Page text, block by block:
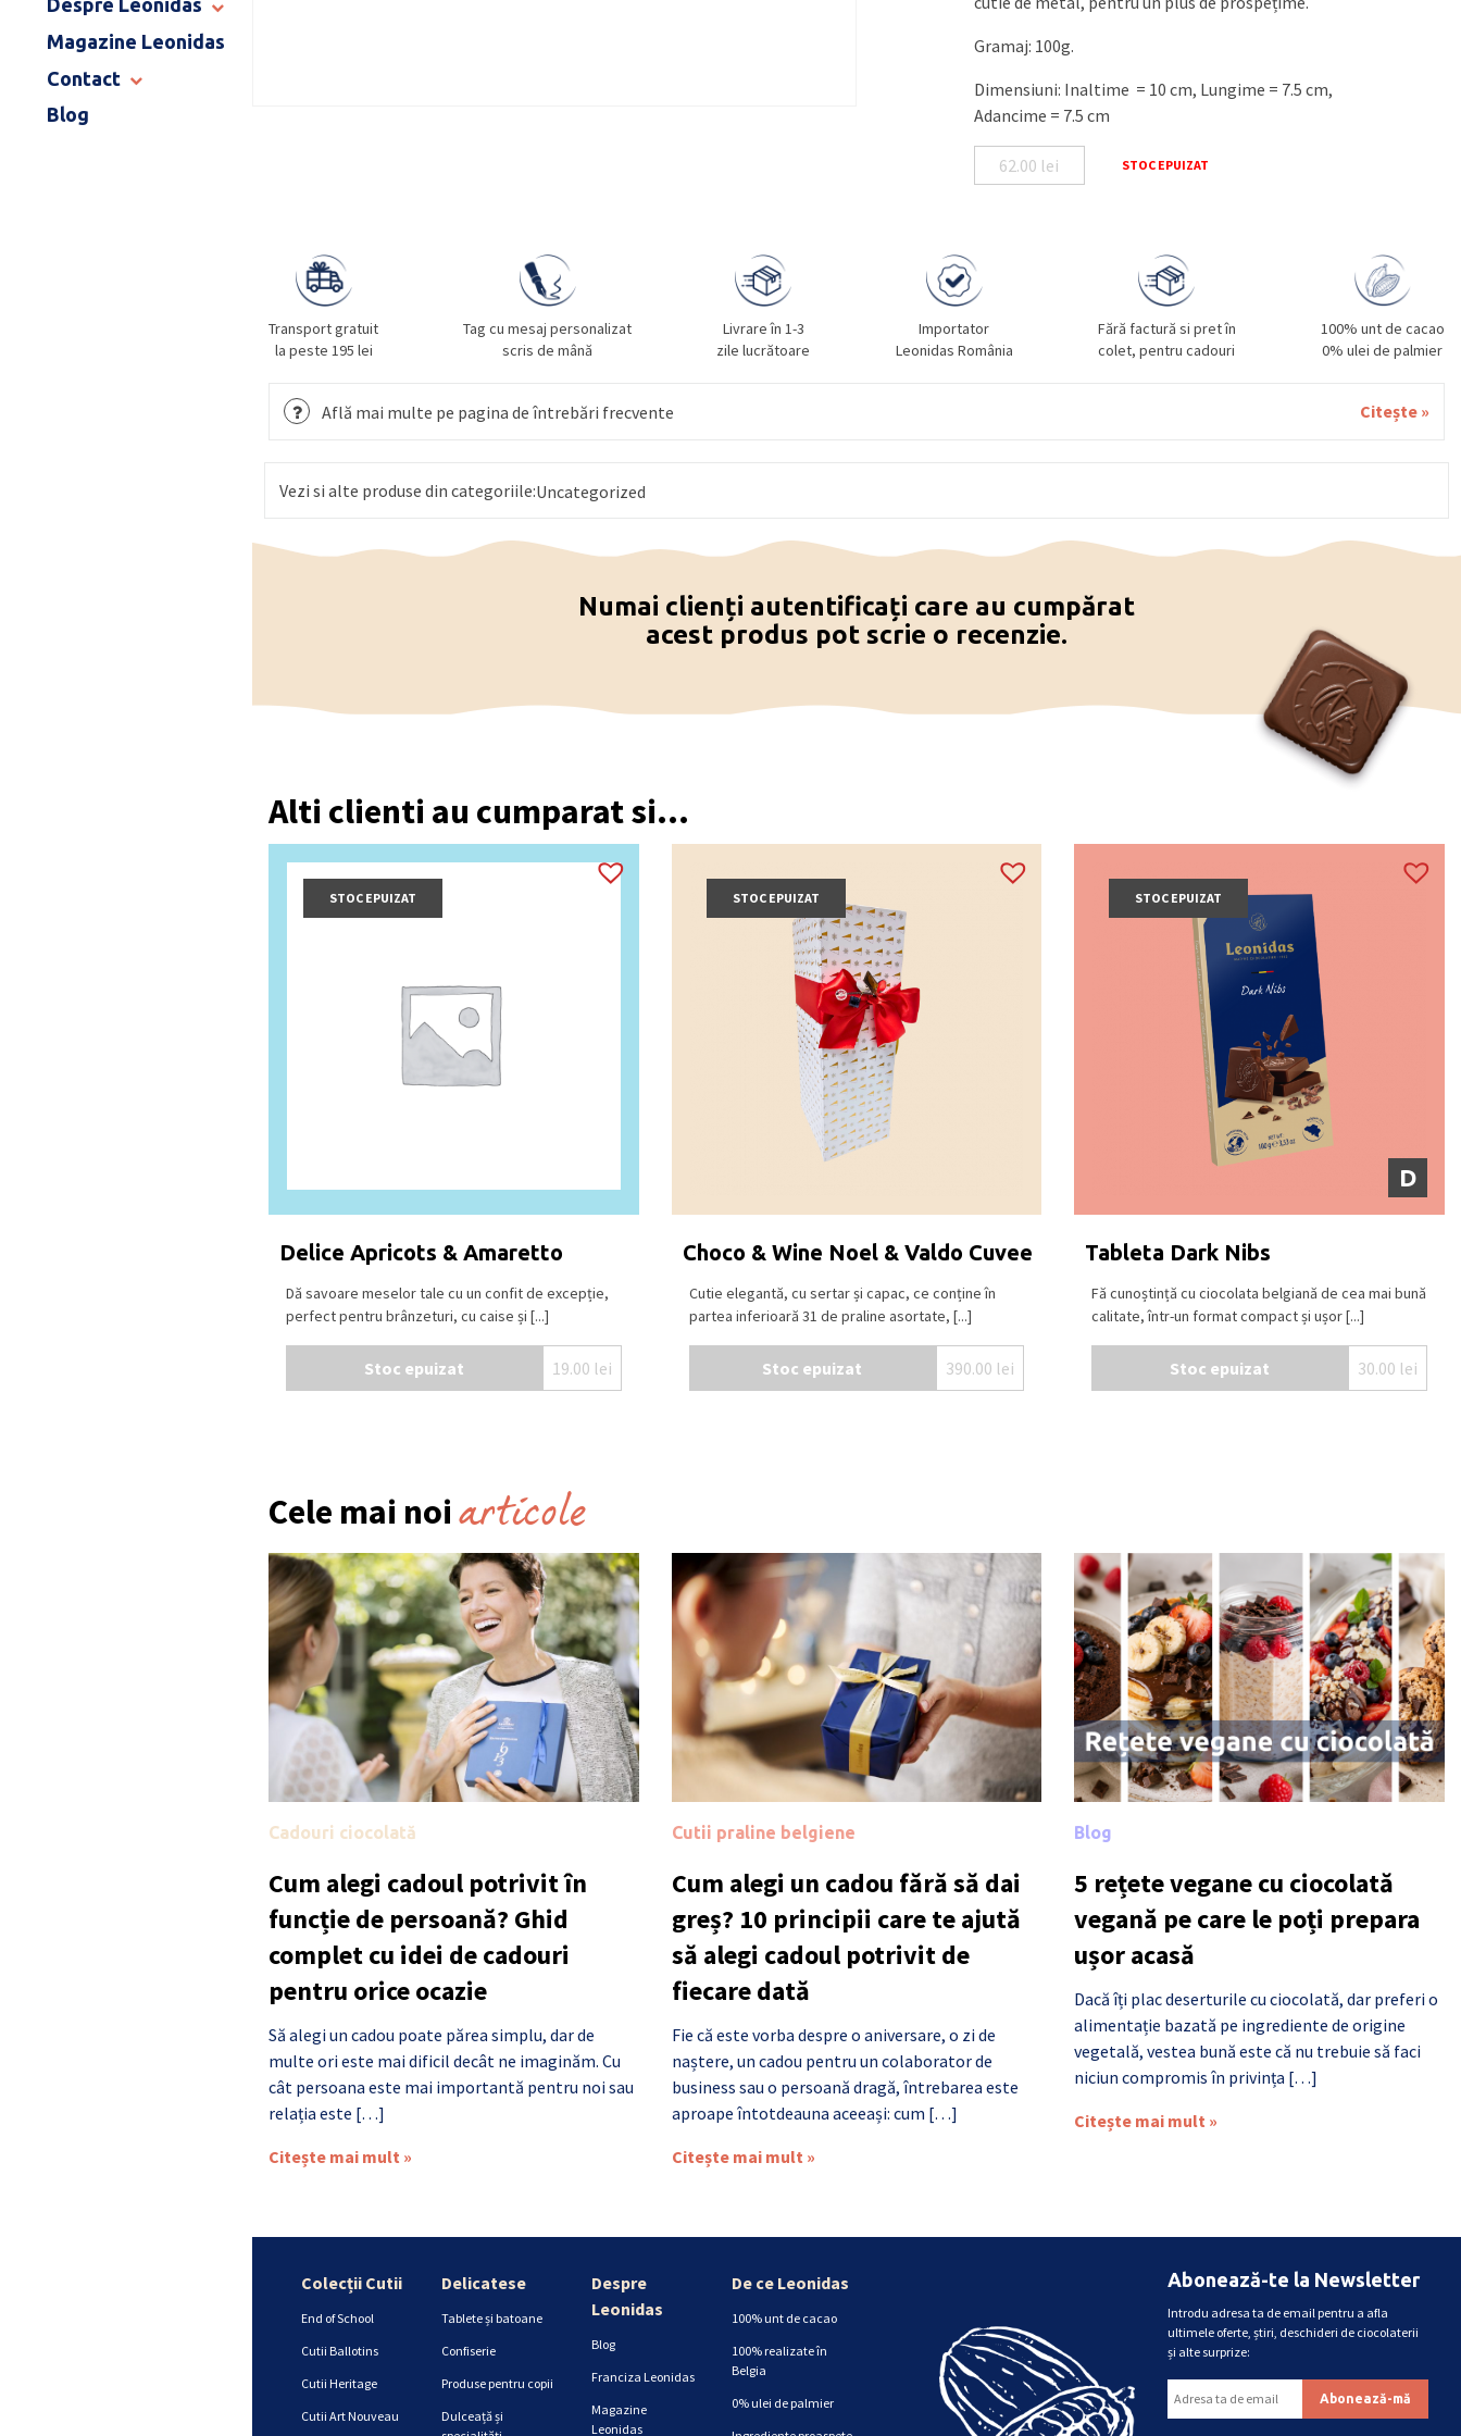
END OF SCHOOL
Despre Leonidas
POVESTEA LEONIDAS
CATALOG PAȘTE 2026
Magazine Leonidas
Contact
MAGAZINE LEONIDAS
Blog
Gramaj: 100g.
Dimensiuni: Inaltime = 10 cm, Lungime = 7.5 cm,
Adancime = 7.5 cm
62.00 lei STOC EPUIZAT
Transport gratuit
la peste 195 lei
Tag cu mesaj personalizat
scris de mână
Livrare în 1-3
zile lucrătoare
Importator
Leonidas România
Fără factură si pret în
colet, pentru cadouri
100% unt de cacao
0% ulei de palmier
Află mai multe pe pagina de întrebări frecvente Citește »
Vezi si alte produse din categoriile:Uncategorized
Numai clienți autentificați care au cumpărat
acest produs pot scrie o recenzie.
Alti clienti au cumparat si...
STOC EPUIZAT
Delice Apricots & Amaretto
Dă savoare meselor tale cu un confit de excepție,
perfect pentru brânzeturi, cu caise și [...]
Stoc epuizat 19.00 lei
STOC EPUIZAT
Choco & Wine Noel & Valdo Cuvee
Cutie elegantă, cu sertar și capac, ce conține în
partea inferioară 31 de praline asortate, [...]
Stoc epuizat 390.00 lei
STOC EPUIZAT
D
Tableta Dark Nibs
Fă cunoștință cu ciocolata belgiană de cea mai bună
calitate, într-un format compact și ușor [...]
Stoc epuizat 30.00 lei
Cele mai noi articole
Cadouri ciocolată
Cum alegi cadoul potrivit în
funcție de persoană? Ghid
complet cu idei de cadouri
pentru orice ocazie
Să alegi un cadou poate părea simplu, dar de
multe ori este mai dificil decât ne imaginăm. Cu
cât persoana este mai importantă pentru noi sau
relația este […]
Citește mai mult »
Cutii praline belgiene
Cum alegi un cadou fără să dai
greș? 10 principii care te ajută
să alegi cadoul potrivit de
fiecare dată
Fie că este vorba despre o aniversare, o zi de
naștere, un cadou pentru un colaborator de
business sau o persoană dragă, întrebarea este
aproape întotdeauna aceeași: cum […]
Citește mai mult »
Blog
5 rețete vegane cu ciocolată
vegană pe care le poți prepara
ușor acasă
Dacă îți plac deserturile cu ciocolată, dar preferi o
alimentație bazată pe ingrediente de origine
vegetală, vestea bună este că nu trebuie să faci
niciun compromis în privința […]
Citește mai mult »
Colecții Cutii
End of School
Cutii Ballotins
Cutii Heritage
Cutii Art Nouveau
Delicatese
Tablete și batoane
Confiserie
Produse pentru copii
Dulceață și
Despre
Leonidas
Blog
Franciza Leonidas
Magazine
Leonidas
De ce Leonidas
100% unt de cacao
100% realizate în
Belgia
0% ulei de palmier
Abonează-te la Newsletter
Introdu adresa ta de email pentru a afla
ultimele oferte, știri, deschideri de ciocolaterii
și alte surprize: